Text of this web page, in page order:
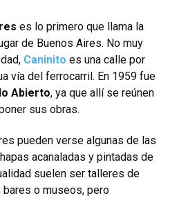
es lo primero que llama la
de Buenos Aires. No muy
Caninito es una calle por
vía del ferrocarril. En 1959 fue
Abierto, ya que allí se reúnen
sus obras.
pueden verse algunas de las
acanaladas y pintadas de
suelen ser talleres de
bares o museos, pero